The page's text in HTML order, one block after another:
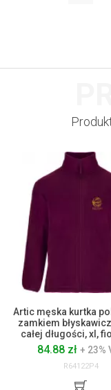
Artic męska kurtka
zamkiem
całej długości, xl,
84.88 zł + 23%
R64122P4